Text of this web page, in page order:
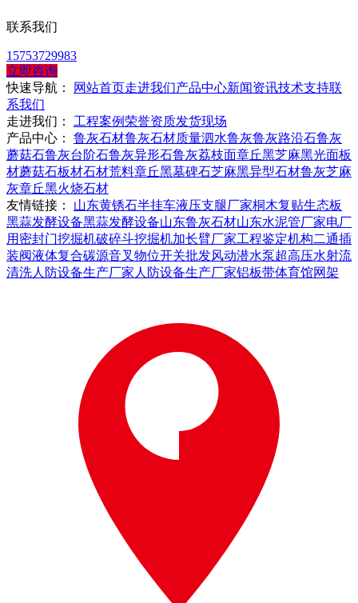
联系我们
15753729983
立即咨询
快速导航：
网站首页走进我们产品中心新闻资讯技术支持联
系我们
走进我们： 工程案例荣誉资质发货现场
产品中心： 鲁灰石材鲁灰石材质量泗水鲁灰鲁灰路沿石鲁灰
蘑菇石鲁灰台阶石鲁灰异形石鲁灰荔枝面章丘黑芝麻黑光面板
材蘑菇石板材石材荒料章丘黑墓碑石芝麻黑异型石材鲁灰芝麻
灰章丘黑火烧石材
友情链接： 山东黄锈石半挂车液压支腿厂家桐木复贴生态板
黑蒜发酵设备黑蒜发酵设备山东鲁灰石材山东水泥管厂家电厂
用密封门挖掘机破碎斗挖掘机加长臂厂家工程鉴定机构二通插
装阀液体复合碳源音叉物位开关批发风动潜水泵超高压水射流
清洗人防设备生产厂家 人防设备生产厂家铝板带体育馆网架